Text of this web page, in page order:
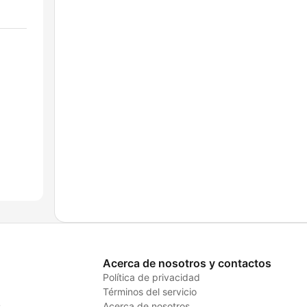
Acerca de nosotros y contactos
Política de privacidad
Términos del servicio